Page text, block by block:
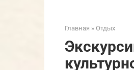
Главная » Отдых